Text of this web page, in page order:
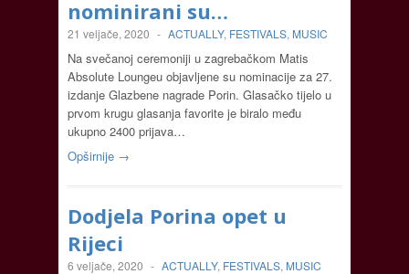
nominirani su…
21 veljače, 2020 - ACTUALLY, FESTIVALS, MUSIC
Na svečanoj ceremoniji u zagrebačkom Matis
Absolute Loungeu objavljene su nominacije za 27.
izdanje Glazbene nagrade Porin. Glasačko tijelo u
prvom krugu glasanja favorite je biralo među
ukupno 2400 prijava…
Opširnije →
Dodjela Porina opet u
Rijeci
6 veljače, 2020 - ACTUALLY, FESTIVALS, MUSIC